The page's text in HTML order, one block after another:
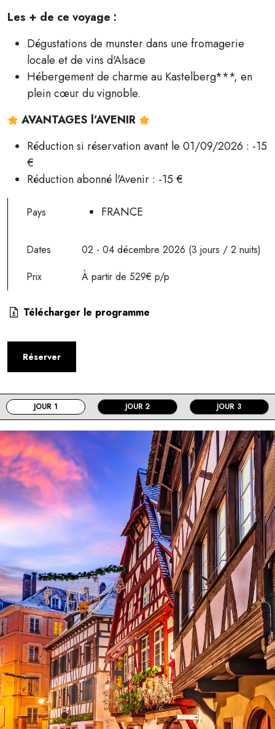
Les + de ce voyage :
Dégustations de munster dans une fromagerie
locale et de vins d'Alsace
Hébergement de charme au Kastelberg***, en
plein cœur du vignoble.
AVANTAGES l’AVENIR
Réduction si réservation avant le 01/09/2026 : -15
€
Réduction abonné l'Avenir : -15 €
Pays FRANCE
Dates
02 - 04 décembre 2026 (3 jours / 2 nuits)
Prix
À partir de 529€ p/p
Télécharger le programme
Réserver
JOUR 1 JOUR 2 JOUR 3